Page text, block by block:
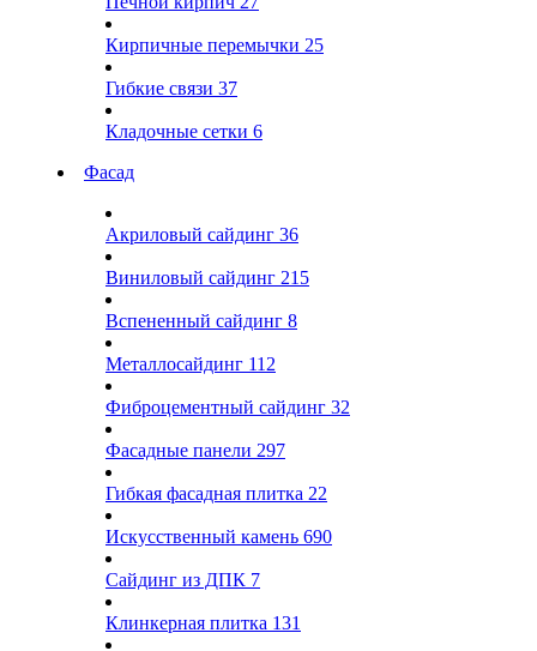
Кирпичные перемычки 25
Гибкие связи 37
Кладочные сетки 6
Фасад
Акриловый сайдинг 36
Виниловый сайдинг 215
Вспененный сайдинг 8
Металлосайдинг 112
Фиброцементный сайдинг 32
Фасадные панели 297
Гибкая фасадная плитка 22
Искусственный камень 690
Сайдинг из ДПК 7
Клинкерная плитка 131